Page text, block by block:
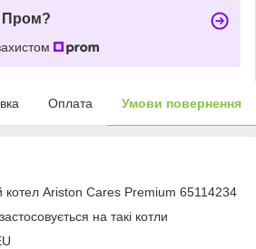
Пром?
Оплата Умови повернення
котел Ariston Cares Premium 65114234
на такі котли